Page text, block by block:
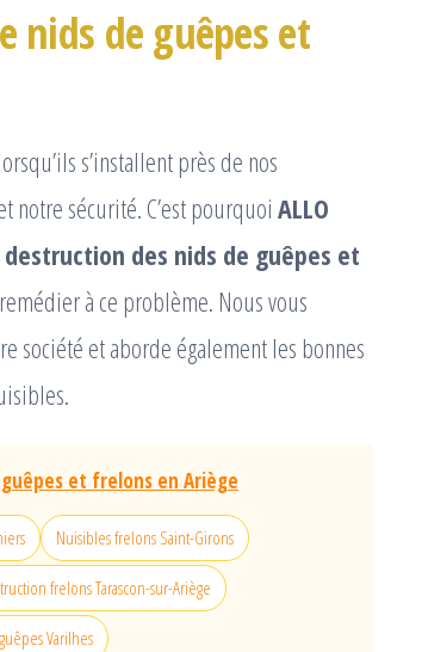
nids de guêpes et
s’installent près de nos
sécurité. C’est pourquoi ALLO
des nids de guêpes et
à ce problème. Nous vous
société et aborde également les bonnes
et frelons en Ariège
Nuisibles frelons Saint-Girons
frelons Tarascon-sur-Ariège
Varilhes